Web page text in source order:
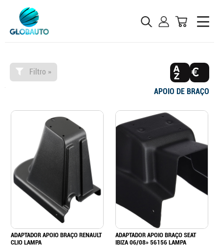
Filtro »
APOIO DE BRAÇO
ADAPTADOR APOIO BRAÇO RENAULT
CLIO LAMPA
ADAPTADOR APOIO BRAÇO SEAT
IBIZA 06/08» 56156 LAMPA